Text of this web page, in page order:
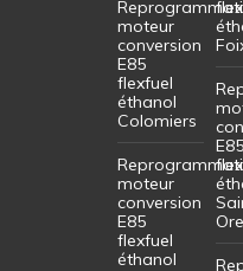
moteur
conversion
E85
flexfuel
éthanol
Colomiers
moteur
conversion
E85
flexfuel
éthanol
E85